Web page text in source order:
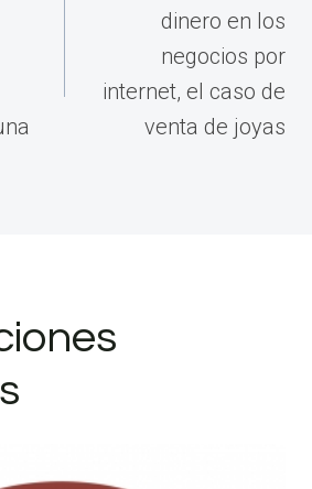
dinero en los
negocios por
internet, el caso de
venta de joyas